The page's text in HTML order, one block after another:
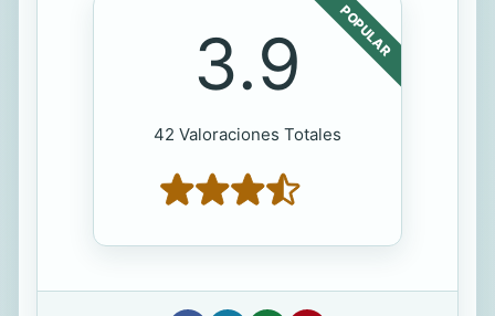
POPULAR
3.9
42 Valoraciones Totales